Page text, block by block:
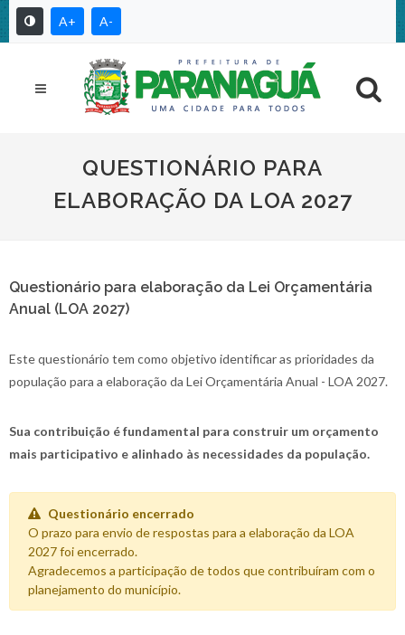
A+ A-
QUESTIONÁRIO PARA
ELABORAÇÃO DA LOA 2027
Questionário para elaboração da Lei Orçamentária
Anual (LOA 2027)
Este questionário tem como objetivo identificar as prioridades da
população para a elaboração da Lei Orçamentária Anual - LOA 2027.
Sua contribuição é fundamental para construir um orçamento
mais participativo e alinhado às necessidades da população.
Questionário encerrado
O prazo para envio de respostas para a elaboração da LOA
2027 foi encerrado.
Agradecemos a participação de todos que contribuíram com o
planejamento do município.